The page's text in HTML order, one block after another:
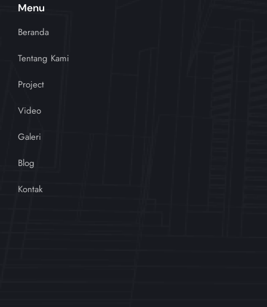
Menu
Beranda
Tentang Kami
Project
Video
Galeri
Blog
Kontak